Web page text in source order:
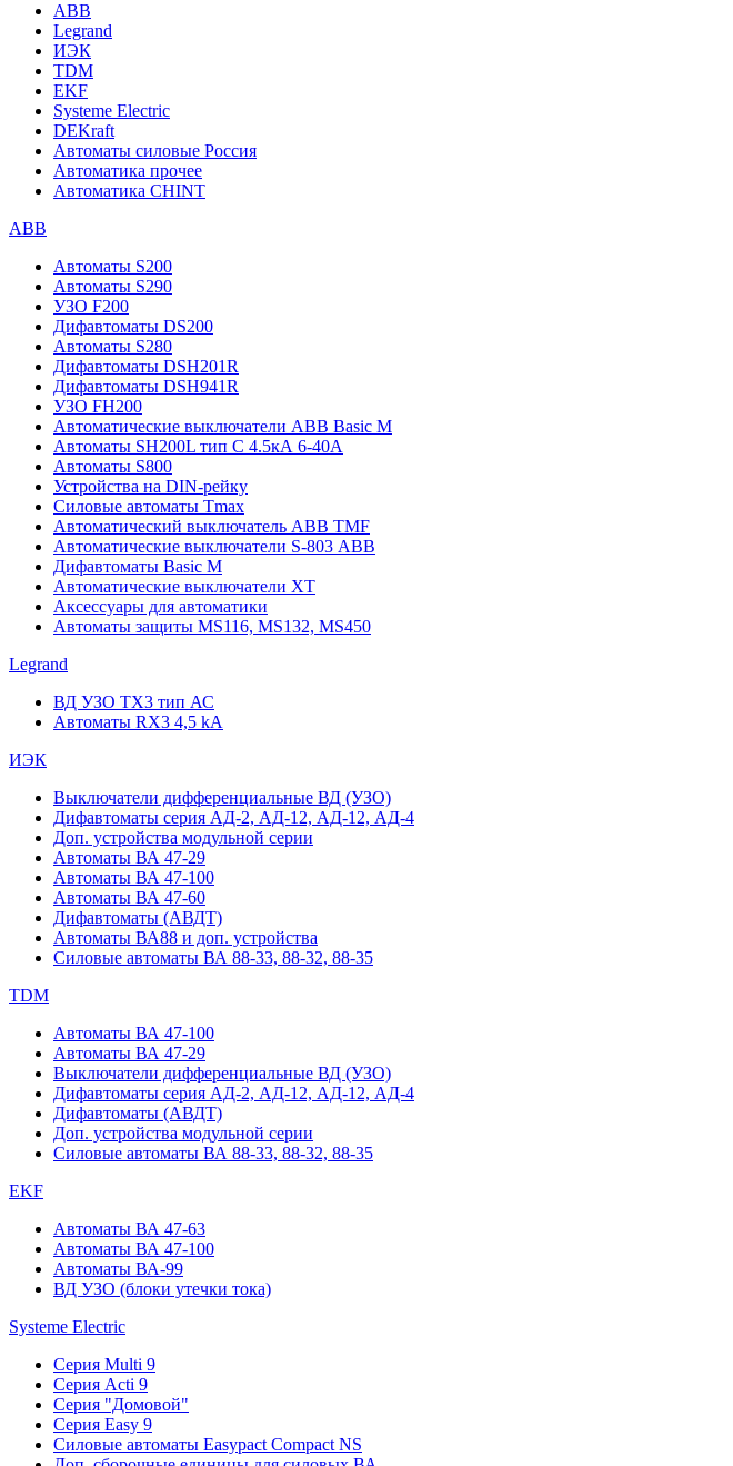
ABB
Legrand
ИЭК
TDM
EKF
Systeme Electric
DEKraft
Автоматы силовые Россия
Автоматика прочее
Автоматика CHINT
ABB
Автоматы S200
Автоматы S290
УЗО F200
Дифавтоматы DS200
Автоматы S280
Дифавтоматы DSH201R
Дифавтоматы DSH941R
УЗО FH200
Автоматические выключатели ABB Basic M
Автоматы SH200L тип С 4.5кА 6-40А
Автоматы S800
Устройства на DIN-рейку
Силовые автоматы Tmax
Автоматический выключатель ABB TMF
Автоматические выключатели S-803 АВВ
Дифавтоматы Basic M
Автоматические выключатели XT
Аксессуары для автоматики
Автоматы защиты MS116, MS132, MS450
Legrand
ВД УЗО TX3 тип АС
Автоматы RX3 4,5 kA
ИЭК
Выключатели дифференциальные ВД (УЗО)
Дифавтоматы серия АД-2, АД-12, АД-12, АД-4
Доп. устройства модульной серии
Автоматы ВА 47-29
Автоматы ВА 47-100
Автоматы ВА 47-60
Дифавтоматы (АВДТ)
Автоматы ВА88 и доп. устройства
Силовые автоматы ВА 88-33, 88-32, 88-35
TDM
Автоматы ВА 47-100
Автоматы ВА 47-29
Выключатели дифференциальные ВД (УЗО)
Дифавтоматы серия АД-2, АД-12, АД-12, АД-4
Дифавтоматы (АВДТ)
Доп. устройства модульной серии
Силовые автоматы ВА 88-33, 88-32, 88-35
EKF
Автоматы ВА 47-63
Автоматы ВА 47-100
Автоматы ВА-99
ВД УЗО (блоки утечки тока)
Systeme Electric
Серия Multi 9
Серия Acti 9
Серия "Домовой"
Серия Easy 9
Силовые автоматы Easypact Compact NS